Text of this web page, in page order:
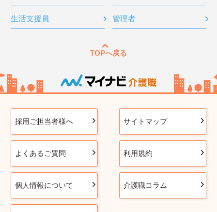
生活支援員 管理者
TOPへ戻る
採用ご担当者様へ サイトマップ
よくあるご質問 利用規約
個人情報について 介護職コラム